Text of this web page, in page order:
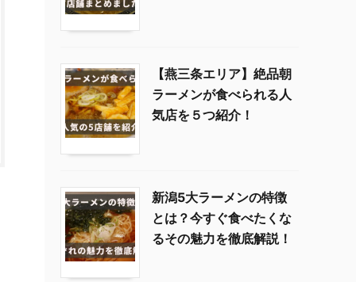
【燕三条エリア】絶品朝
ラーメンが食べられる人
気店を５つ紹介！
新潟5大ラーメンの特徴
とは？今すぐ食べたくな
るその魅力を徹底解説！